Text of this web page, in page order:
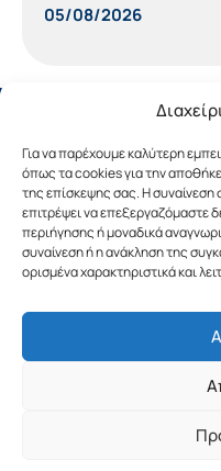
Για να παρέχουμε καλύτερη
όπως τα cookies για την
της επίσκεψης σας. Η συναίνεση
επιτρέψει να
περιήγησης ή μοναδικά
συναίνεση ή η ανάκληση της
ορισμένα χαρακτηριστικά και
05/08/2026
Copyright © 2019
Σχεδιασμός &